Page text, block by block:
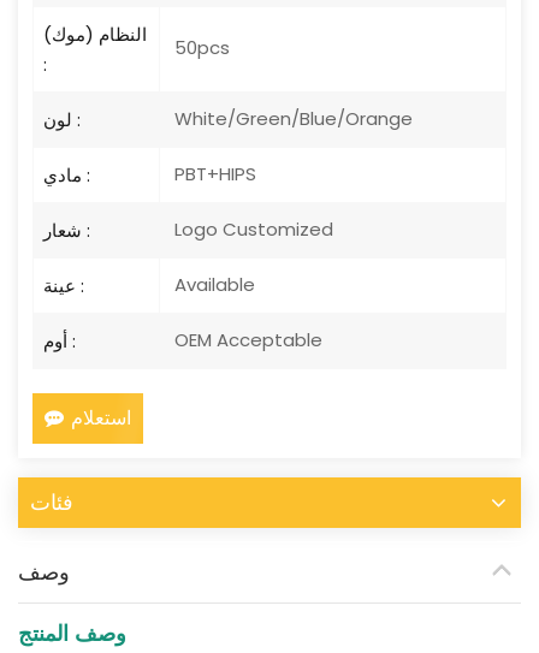
النظام (موك)
:
50pcs
لون : White/Green/Blue/Orange
مادي : PBT+HIPS
شعار : Logo Customized
عينة : Available
أوم : OEM Acceptable
استعلام
فئات
وصف
وصف المنتج